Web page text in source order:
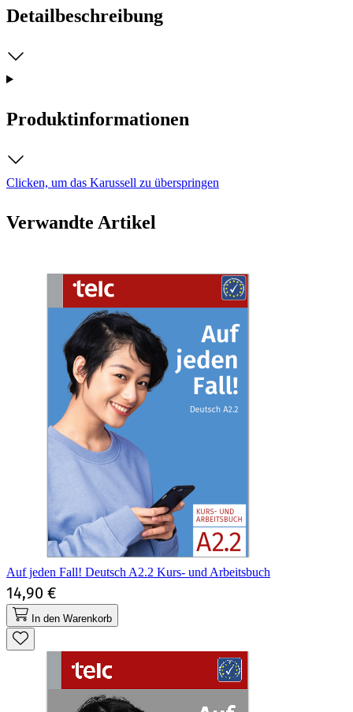
Detailbeschreibung
Produktinformationen
Clicken, um das Karussell zu überspringen
Verwandte Artikel
Auf jeden Fall! Deutsch A2.2 Kurs- und Arbeitsbuch
14,90 €
In den Warenkorb